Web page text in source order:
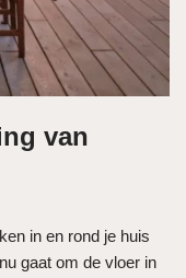
van
in en rond je huis
gaat om de vloer in